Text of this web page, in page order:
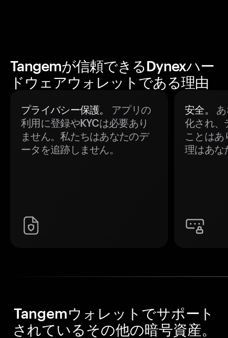
Tangemが信頼できるDynexハー
ドウェアウォレットである理由
プライバシー保護。
アプリの
利用に登録やKYCは必要あり
ません。私たちはあなたのデ
ータを追跡しません。
安全。
化され、
ことはあ
理はあな
Tangemウォレットでサポート
されているその他の暗号資産。